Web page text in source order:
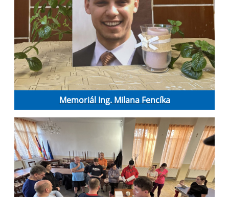
Memoriál Ing. Milana Fencíka